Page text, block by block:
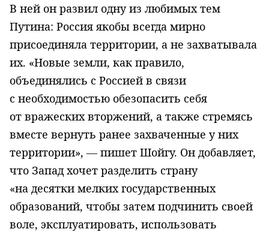
В ней он развил одну из любимых тем
Путина: Россия якобы всегда мирно
присоединяла территории, а не захватывала
их. «Новые земли, как правило,
объединялись с Россией в связи
с необходимостью обезопасить себя
от вражеских вторжений, а также стремясь
вместе вернуть ранее захваченные у них
территории», — пишет Шойгу. Он добавляет,
что Запад хочет разделить страну
«на десятки мелких государственных
образований, чтобы затем подчинить своей
воле, эксплуатировать, использовать